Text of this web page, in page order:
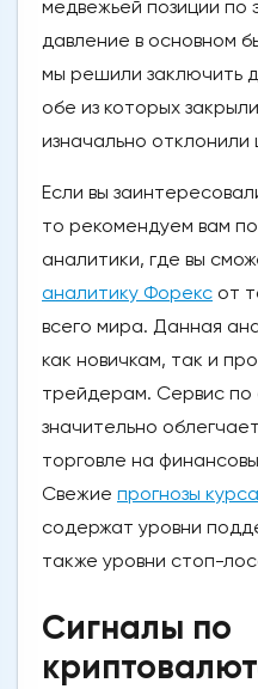
медвежьей позиции по
давление в основном
мы решили заключить
обе из которых
изначально отклонили
Если вы
то рекомендуем вам
аналитики, где вы
аналитику Форекс от
всего мира. Данная
как новичкам, так и
трейдерам. Сервис по
значительно
торговле на
Свежие прогнозы
содержат уровни
также уровни стоп-
Сигналы по